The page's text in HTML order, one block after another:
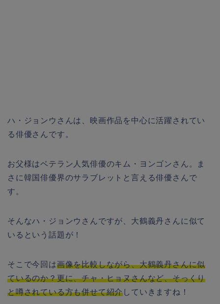
ハ・ジョンウさんは、映画作品を中心に活躍されてい
る俳優さんです。
お父様はベテラン人気俳優のキム・ヨンゴンさん。ま
さに韓国俳優界のサラブレットと言える俳優さんで
す。
そんなハ・ジョンウさんですが、大鶴義丹さんに似て
いるという話題が！
そこで今回は画像を比較しながら、大鶴義丹さんに似
ているのか？更に、チャ・ヒョヌさんなど、そっくり
と噂されている方も併せて紹介していきますね！